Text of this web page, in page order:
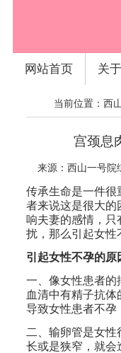
网站首页 关
当前位置：西
宫颈息
来源： 西山一号院
传承生命是一件很
者来说这是很大的
响夫妻的感情，只
扰，那么引起女性
引起女性不孕的原
一、像女性患者的
血清中有精子抗体
导致女性患者不孕
二、输卵管是女
长或是狭窄，就会